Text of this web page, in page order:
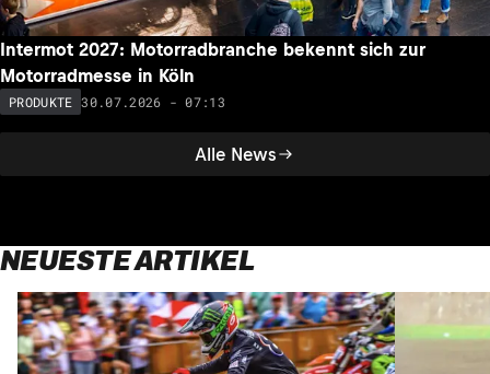
Alle News
Intermot 2027: Motorradbranche bekennt sich zur
Motorradmesse in Köln
PRODUKTE 30.07.2026 - 07:13
NEUESTE ARTIKEL